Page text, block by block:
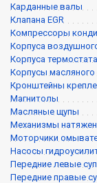
Карданные валы
Клапана EGR
Компрессоры
Корпуса
Корпуса термостата
Корпусы
Кронштейны
Магнитолы
Масляные щупы
Механизмы
Моторчики
Насосы
Передние левые
Передние правые